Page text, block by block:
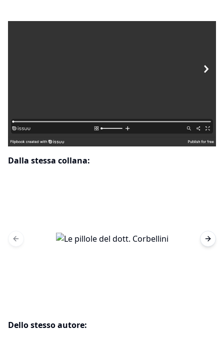
Dalla stessa collana:
Previous slide
Dello stesso autore: